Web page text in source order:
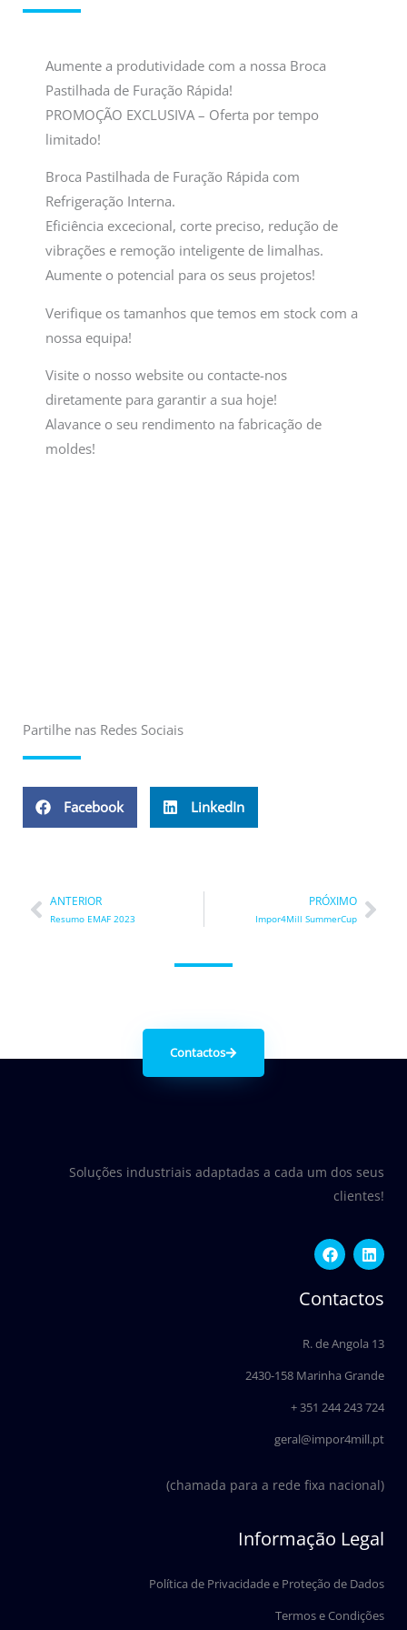
Aumente a produtividade com a nossa Broca
Pastilhada de Furação Rápida!
PROMOÇÃO EXCLUSIVA – Oferta por tempo
limitado!
Broca Pastilhada de Furação Rápida com
Refrigeração Interna.
Eficiência excecional, corte preciso, redução de
vibrações e remoção inteligente de limalhas.
Aumente o potencial para os seus projetos!
Verifique os tamanhos que temos em stock com a
nossa equipa!
Visite o nosso website ou contacte-nos
diretamente para garantir a sua hoje!
Alavance o seu rendimento na fabricação de
moldes!
Partilhe nas Redes Sociais
Facebook LinkedIn
ANTERIOR
Resumo EMAF 2023
PRÓXIMO
Impor4Mill SummerCup
Contactos
Soluções industriais adaptadas a cada um dos seus
clientes!
F
a
c
e
b
o
k
L
i
n
k
e
i
n
Contactos
R. de Angola 13
2430-158 Marinha Grande
+ 351 244 243 724
geral@impor4mill.pt
(chamada para a rede fixa nacional)
Informação Legal
Política de Privacidade e Proteção de Dados
Termos e Condições